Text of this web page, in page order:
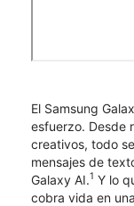
El Samsung
esfuerzo. Desde
creativos, todo
mensajes de
Galaxy AI.1 Y lo
cobra vida en